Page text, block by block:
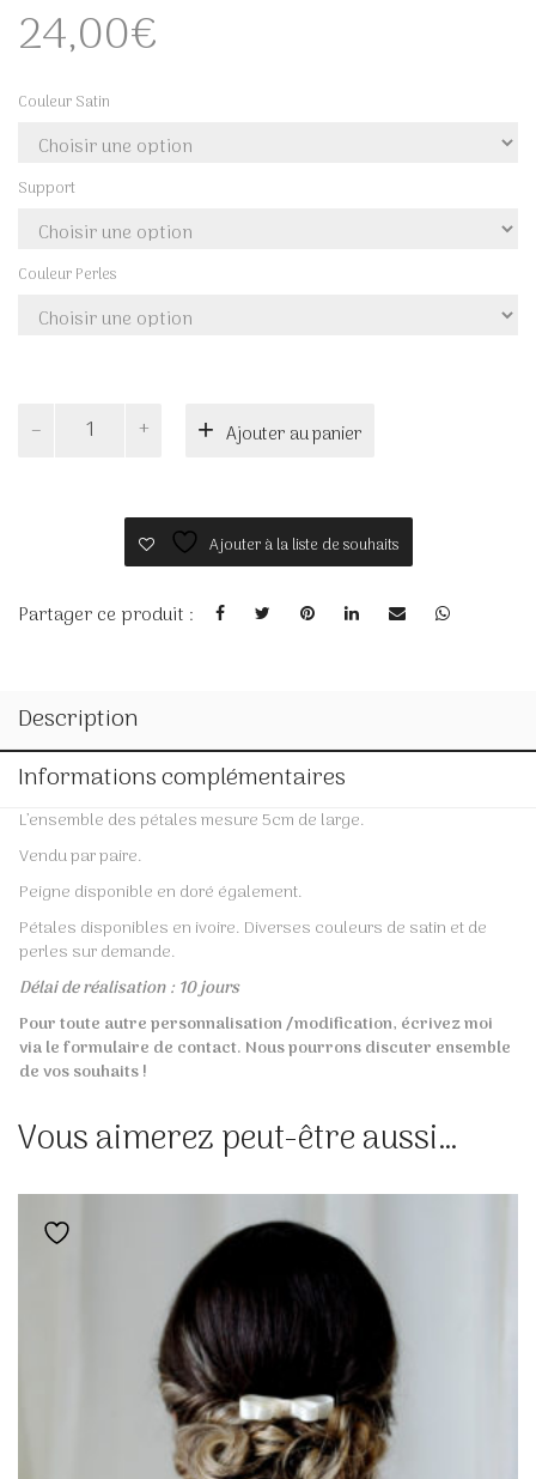
24,00€
Couleur Satin
Support
Couleur Perles
de
Ajouter au panier
Ajouter à la liste de souhaits
Partager ce produit :
Description
Informations complémentaires
L’ensemble des pétales mesure 5cm de large.
Vendu par paire.
Peigne disponible en doré également.
Pétales disponibles en ivoire. Diverses couleurs de satin et de
perles sur demande.
Délai de réalisation : 10 jours
Pour toute autre personnalisation /modification, écrivez moi
via le formulaire de contact. Nous pourrons discuter ensemble
de vos souhaits !
Vous aimerez peut-être aussi…
Ajouter à la liste de souhaits